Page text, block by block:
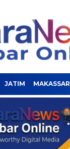
JATIM MAKASSAR